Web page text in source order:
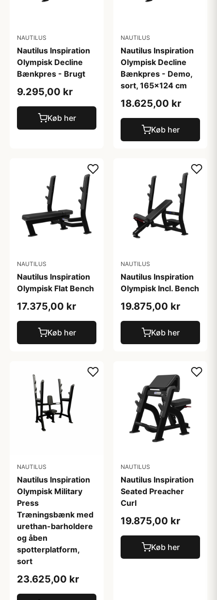
NAUTILUS
Nautilus Inspiration
Olympisk Decline
Bænkpres - Brugt
9.295,00 kr
Køb her
NAUTILUS
Nautilus Inspiration
Olympisk Decline
Bænkpres - Demo,
sort, 165x124 cm
18.625,00 kr
Køb her
NAUTILUS
Nautilus Inspiration
Olympisk Flat Bench
17.375,00 kr
Køb her
NAUTILUS
Nautilus Inspiration
Olympisk Incl. Bench
19.875,00 kr
Køb her
NAUTILUS
Nautilus Inspiration
Olympisk Military
Press
Træningsbænk med
urethan-barholdere
og åben
spotterplatform,
sort
23.625,00 kr
NAUTILUS
Nautilus Inspiration
Seated Preacher
Curl
19.875,00 kr
Køb her